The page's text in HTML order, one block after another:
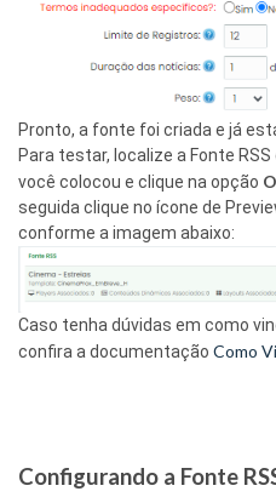
Pronto, a fonte foi criada e já
Para testar, localize a Fonte
você colocou e clique na opção
seguida clique no ícone de
conforme a imagem abaixo:
Caso tenha dúvidas em como
confira a documentação Como
Configurando a Fonte